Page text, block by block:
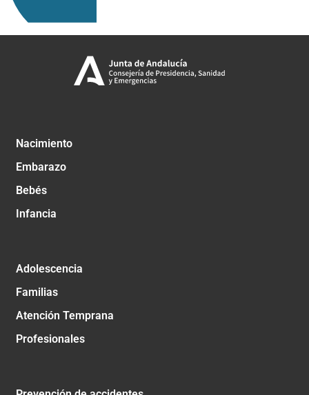
Nacimiento
Embarazo
Bebés
Infancia
Adolescencia
Familias
Atención Temprana
Profesionales